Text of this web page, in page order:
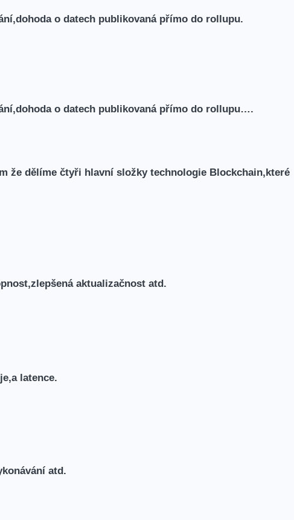
o datech publikovaná přímo do rollupu.
⁤o datech publikovaná přímo do rollupu….
že dělíme čtyři hlavní ​složky technologie Blockchain,které
aktualizačnost atd.
latence.
atd.